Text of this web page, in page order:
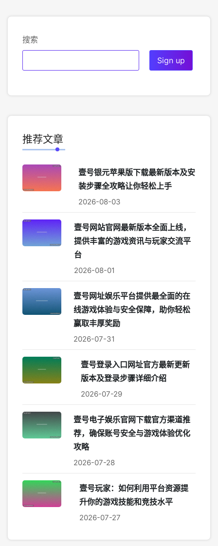
搜索
推荐文章
壹号银元苹果版下载最新版本及安
装步骤全攻略让你轻松上手
2026-08-03
壹号网站官网最新版本全面上线，
提供丰富的游戏资讯与玩家交流平
台
2026-08-01
壹号网址娱乐平台提供最全面的在
线游戏体验与安全保障，助你轻松
赢取丰厚奖励
2026-07-31
壹号登录入口网址官方最新更新
版本及登录步骤详细介绍
2026-07-29
壹号电子娱乐官网下载官方渠道推
荐，确保账号安全与游戏体验优化
攻略
2026-07-28
壹号玩家：如何利用平台资源提
升你的游戏技能和竞技水平
2026-07-27